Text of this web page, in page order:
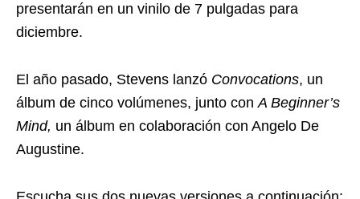
presentarán en un vinilo de 7 pulgadas para
diciembre.
El año pasado, Stevens lanzó Convocations, un
álbum de cinco volúmenes, junto con A Beginner’s
Mind, un álbum en colaboración con Angelo De
Augustine.